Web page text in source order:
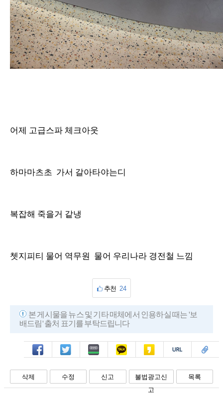
어제 고급스파 체크아웃
하마마츠초 가서 갈아타야는디
복잡해 죽을거 같냉
쳇지피티 물어 역무원 물어 우리나라 경전철 느낌
추천 24
본 게시물을 뉴스 및 기타 매체에서 인용하실 때는 '보
배드림' 출처 표기를 부탁드립니다
페북 트윗 밴드 카톡 카스 복사 스크랩
삭제 수정 신고
불법광고신
고
목록